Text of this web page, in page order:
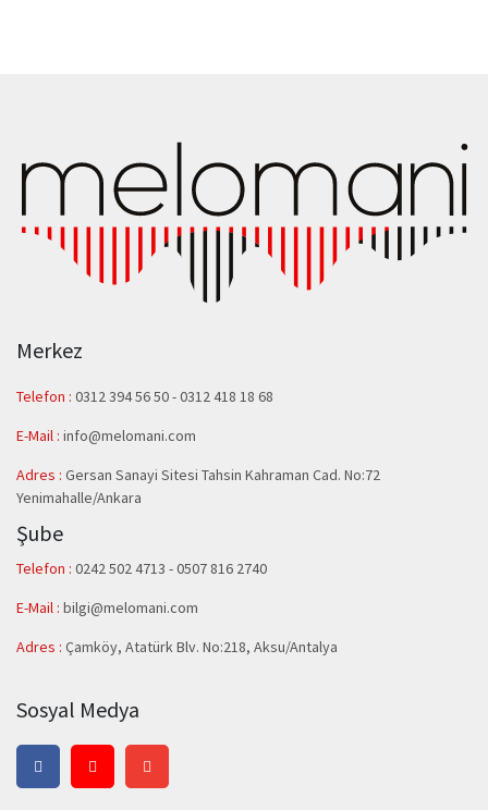
Merkez
Telefon : 0312 394 56 50-0312 418 18 68
E-Mail : info@melomani.com
Adres : Gersan Sanayi Sitesi Tahsin Kahraman Cad. No:72
Yenimahalle/Ankara
Şube
Telefon : 0242 502 4713 - 0507 816 2740
E-Mail : bilgi@melomani.com
Adres : Çamköy, Atatürk Blv. No:218, Aksu/Antalya
Sosyal Medya